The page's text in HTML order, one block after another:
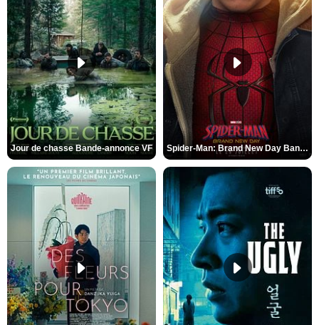
Jour de chasse Bande-annonce VF Spider-Man: Brand New Day Bande-annonce (3) VO STFR